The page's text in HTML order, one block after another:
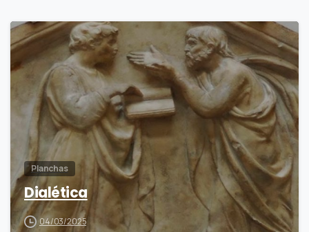
6
Planchas
Dialética
04/03/2025